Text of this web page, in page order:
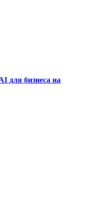
для бизнеса на